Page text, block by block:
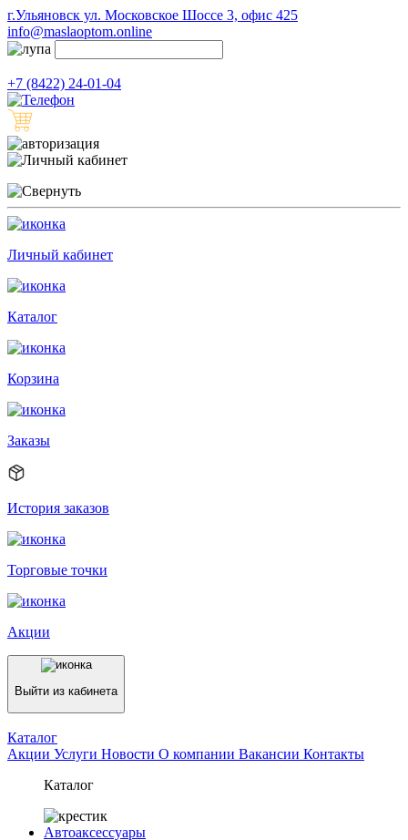
г.Ульяновск ул. Московское Шоссе 3, офис 425
info@maslaoptom.online
+7 (8422) 24-01-04
Личный кабинет
Каталог
Корзина
Заказы
История заказов
Торговые точки
Акции
Выйти из кабинета
Каталог
Акции Услуги Новости О компании Вакансии Контакты
Каталог
Автоаксессуары